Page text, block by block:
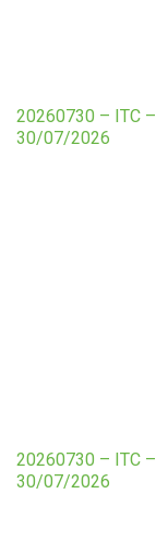
20260730 – ITC
30/07/2026
20260730 – ITC
30/07/2026